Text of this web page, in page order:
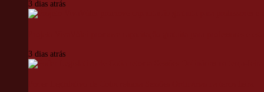
3 dias atrás
3 dias atrás